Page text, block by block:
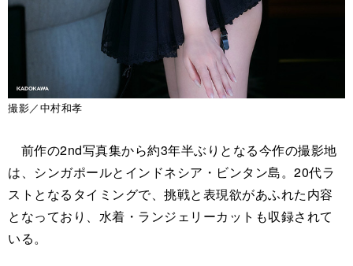
撮影／中村和孝
前作の2nd写真集から約3年半ぶりとなる今作の撮影地
は、シンガポールとインドネシア・ビンタン島。20代ラ
ストとなるタイミングで、挑戦と表現欲があふれた内容
となっており、水着・ランジェリーカットも収録されて
いる。